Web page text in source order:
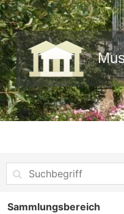
Sammlungsbereich